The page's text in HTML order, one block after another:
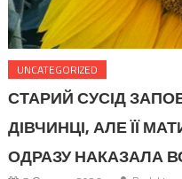
UNCATEGORIZED
СТАРИЙ СУСІД
ДІВЧИНЦІ, АЛЕ ЇЇ
ОДРАЗУ НАКАЗАЛА